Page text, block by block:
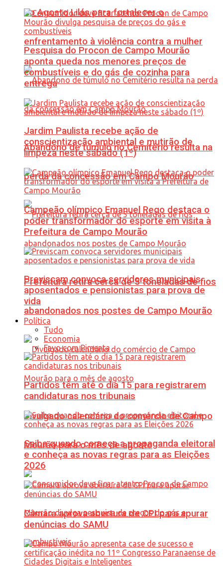
do Agosto Lilás para fortalecer o
enfrentamento à violência contra a mulher
Abandono de túmulo no Cemitério resulta na
perda da concessão em Campo Mourão
Prefeitura retira cerca de 5 toneladas de fios
abandonados nos postes de Campo Mourão
Divulgado calendário do comércio de Campo
Mourão para o mês de agosto
Pesquisa do Procon de Campo Mourão
aponta queda nos menores preços de
combustíveis e do gás de cozinha para
entrega
Jardim Paulista recebe ação de
conscientização ambiental e mutirão de
limpeza neste sábado (1º)
Campeão olímpico Emanuel Rego destaca o
poder transformador do esporte em visita à
Prefeitura de Campo Mourão
Previscam convoca servidores municipais
aposentados e pensionistas para prova de
vida
Política
Tudo
Economia
Favo com Pimenta
Partidos têm até o dia 15 para registrarem
candidaturas nos tribunais
Saiba quando começa a propaganda eleitoral
e conheça as novas regras para as Eleições
2026
Câmara aprova abertura de CPI para apurar
denúncias do SAMU